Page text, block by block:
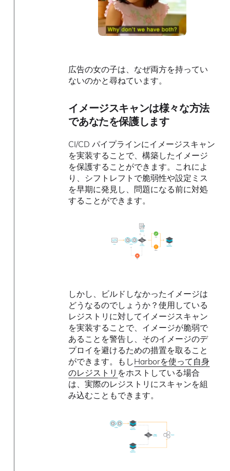
広告の女の子は、なぜ両方を持ってい
ないのかと尋ねています。
イメージスキャンは様々な方法
であなたを保護します
CI/CD パイプラインにイメージスキャン
を実装することで、構築したイメージ
を保護することができます。これによ
り、シフトレフトで脆弱性や設定ミス
を早期に発見し、問題になる前に対処
することができます。
しかし、ビルドしなかったイメージは
どうなるのでしょうか？使用している
レジストリに対してイメージスキャン
を実装することで、イメージが脆弱で
あることを警告し、そのイメージのデ
プロイを避けるための措置を取ること
ができます。もしHarborを使って自身
のレジストリ をホストしている場合
は、実際のレジストリにスキャンを組
み込むこともできます。